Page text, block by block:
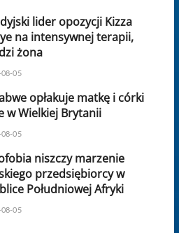
lider opozycji Kizza
na intensywnej terapii,
żona
08-05
opłakuje matkę i córki
w Wielkiej Brytanii
08-05
niszczy marzenie
przedsiębiorcy w
Południowej Afryki
08-05